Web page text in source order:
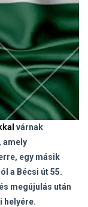
várnak
amely
egy másik
a Bécsi út 55.
megújulás után
helyére.